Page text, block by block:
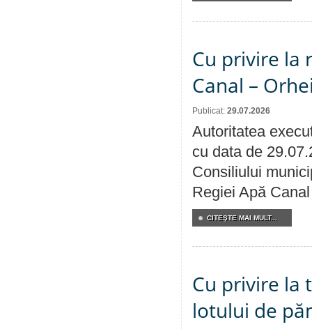
Cu privire la
Canal –
Publicat: 29.07.2026
Autoritatea
cu data de
Consiliului
Regiei Apă
CITEŞTE MAI MULT...
Cu privire la
lotului de